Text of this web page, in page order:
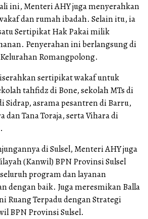
ini, Menteri AHY juga menyerahkan
dan rumah ibadah. Selain itu, ia
Sertipikat Hak Pakai milik
Penyerahan ini berlangsung di
Romangpolong.
sertipikat wakaf untuk
tahfidz di Bone, sekolah MTs di
Sidrap, asrama pesantren di Barru,
dan Tana Toraja, serta Vihara di
di Sulsel, Menteri AHY juga
(Kanwil) BPN Provinsi Sulsel
program dan layanan
dengan baik. Juga meresmikan Balla
Ruang Terpadu dengan Strategi
BPN Provinsi Sulsel.